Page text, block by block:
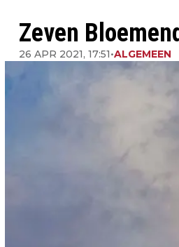
Zeven
26 APR 2021, 17:51•ALGEMEEN